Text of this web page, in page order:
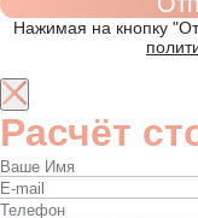
Нажимая на кнопку
Расчёт